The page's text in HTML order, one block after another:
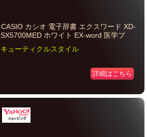
CASIO カシオ 電子辞書 エクスワード XD-
SX5700MED ホワイト EX-word 医学プ
キューティクルスタイル
詳細はこちら